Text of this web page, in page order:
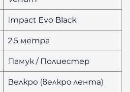
Impact Evo Black
2.5 метра
Памук / Полиестер
Велкро (велкро лента)